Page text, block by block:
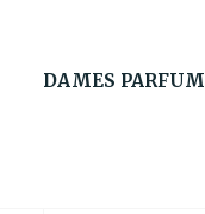
DAMES PARFUM